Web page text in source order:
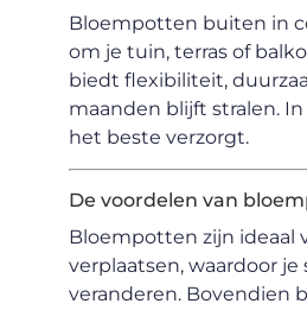
Bloempotten buiten in
om je tuin, terras of
biedt flexibiliteit,
maanden blijft stralen.
het beste verzorgt.
De voordelen van
Bloempotten zijn ideaal
verplaatsen, waardoor
veranderen. Bovendien